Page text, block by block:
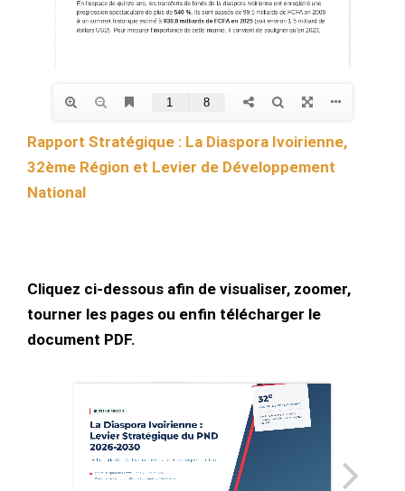
Rapport Stratégique : La Diaspora Ivoirienne,
32ème Région et Levier de Développement
National
Cliquez ci-dessous afin de visualiser, zoomer,
tourner les pages ou enfin télécharger le
document PDF.